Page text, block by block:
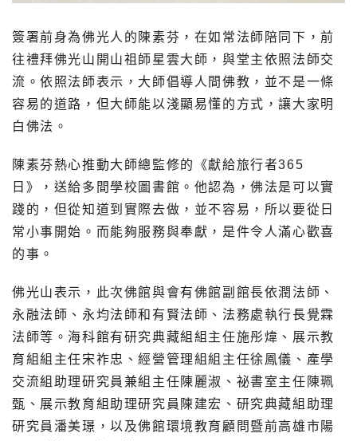
簽署前身為佛光人的陳素芬，在如常法師陪同下，前
往禮拜佛光山開山祖師星雲大師，與堂主依照法師交
流。依照法師表示，大師倡導人間佛教，並不是一條
容易的道路，但大師能以淺顯易懂的方式，讓大家明
白佛法。
陳素芬熱心推動大師總監修的《獻給旅行者365
日》，送給多間學校圖書館。他認為，佛法是可以實
踐的，但從知道到實際去做，並不容易，所以要從日
常小事開始。而能夠服務與奉獻，是件令人滿心歡喜
的事。
佛光山表示，此次佛館與會有佛館副館長依潤法師、
永融法師、永均法師和有賢法師、法務處執行長覺霖
法師等。海科館有研究典藏組組主任施彤煒、展示教
育組組主任宋祚忠、經營管理組組主任徐鳳儀、產學
交流組助理研究員兼組主任陳麗淑、祕書室主任陳珮
甄、展示教育組助理研究員陳建宏、研究典藏組助理
研究員潘美璟，以及佛館環境教育顧問暨前高雄市陽